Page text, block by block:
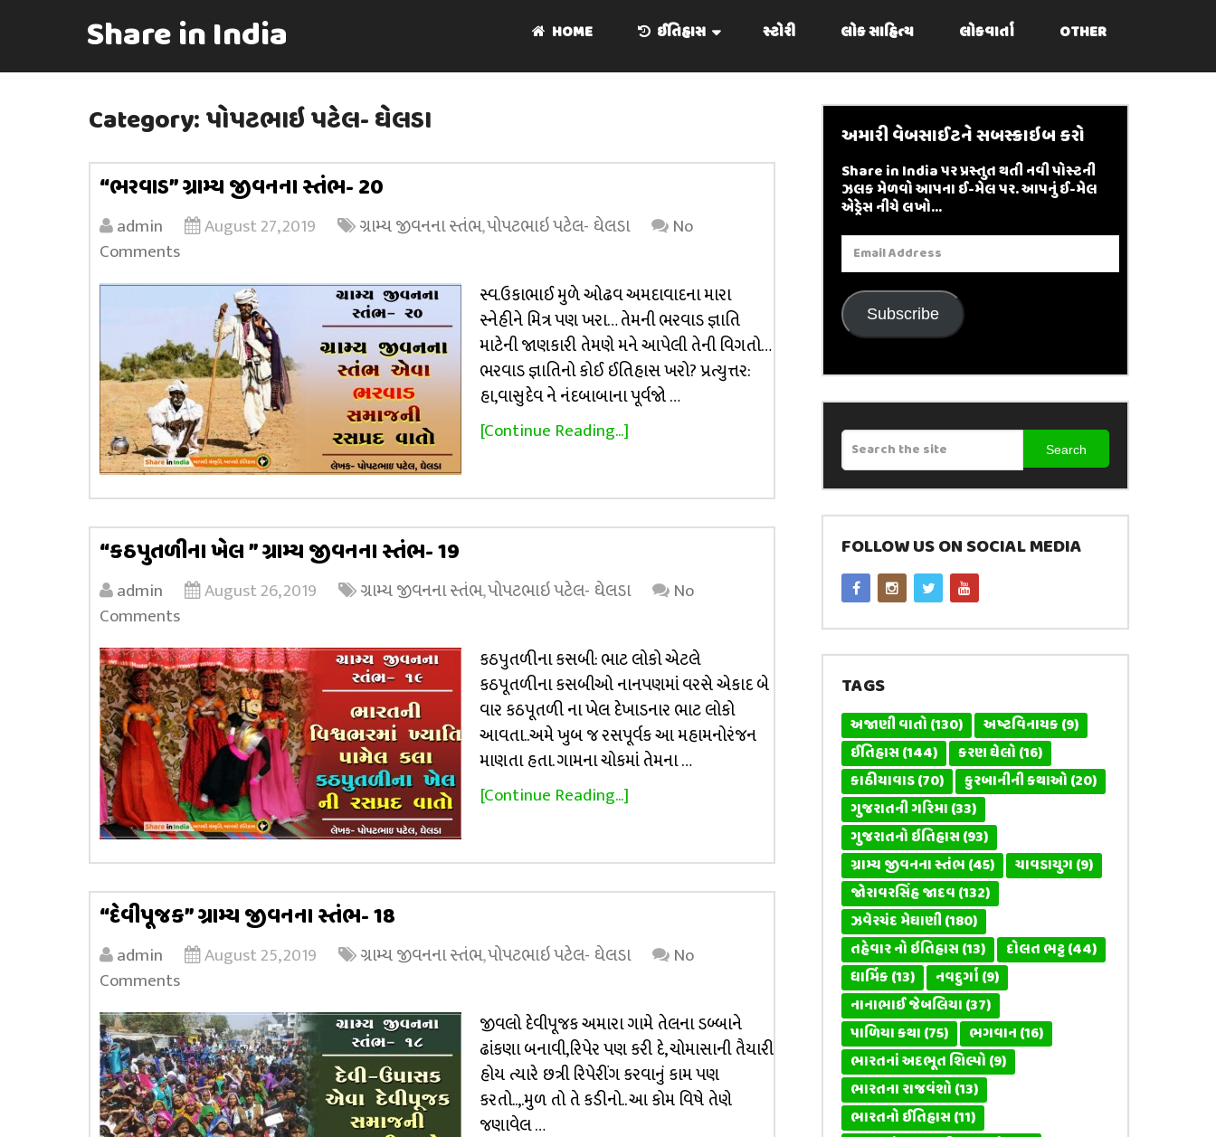
Share in India HOME ઈતિહાસ સ્ટોરી લોક સાહિત્ય લોકવાર્તા OTHER
Category:પોપટભાઇ પટેલ- ઘેલડા
“ભરવાડ” ગ્રામ્ય જીવનના સ્તંભ- 20
admin August 27, 2019 ગ્રામ્ય જીવનના સ્તંભ,પોપટભાઇ પટેલ- ઘેલડા
No
Comments
સ્વ.ઉકાભાઈ મુળે ઓઢવ અમદાવાદના મારા
સ્નેહીને મિત્ર પણ ખરા… તેમની ભરવાડ જ્ઞાતિ
માટેની જાણકારી તેમણે મને આપેલી તેની વિગતો…
ભરવાડ જ્ઞાતિનો કોઈ ઈતિહાસ ખરો? પ્રત્યુત્તર:
હા,વાસુદેવ ને નંદબાબાના પૂર્વજો …
[Continue Reading...]
“કઠપુતળીના ખેલ ” ગ્રામ્ય જીવનના સ્તંભ- 19
admin August 26, 2019 ગ્રામ્ય જીવનના સ્તંભ,પોપટભાઇ પટેલ- ઘેલડા
No
Comments
કઠપુતળીના કસબી: ભાટ લોકો એટલે
કઠપૂતળીના કસબીઓ નાનપણમાં વરસે એકાદ બે
વાર કઠપૂતળી ના ખેલ દેખાડનાર ભાટ લોકો
આવતા..અમે ખુબ જ રસપૂર્વક આ મહામનોરંજન
માણતા હતા. ગામના ચોકમાં તેમના …
[Continue Reading...]
“દેવીપૂજક” ગ્રામ્ય જીવનના સ્તંભ- 18
admin August 25, 2019 ગ્રામ્ય જીવનના સ્તંભ,પોપટભાઇ પટેલ- ઘેલડા
No
Comments
જીવલો દેવીપૂજક અમારા ગામે તેલના ડબ્બાને
ઢાંકણા બનાવી,રિપેર પણ કરી દે, ચોમાસાની તૈયારી
હોય ત્યારે છત્રી રિપેરીંગ કરવાનું કામ પણ
કરતો..,.મુળ તો તે કડીનો.. આ કોમ વિષે તેણે
જણાવેલ …
અમારી વેબસાઈટને સબસ્ક્રાઇબ કરો
Share in India પર પ્રસ્તુત થતી નવી પોસ્ટની
ઝલક મેળવો આપના ઈ-મેલ પર. આપનું ઈ-મેલ
એડ્રેસ નીચે લખો...
Email
Address
Subscribe
Search
FOLLOW US ON SOCIAL MEDIA
TAGS
અજાણી વાતો(130) અષ્ટવિનાયક(9)
ઈતિહાસ(144) કરણ ઘેલો(16)
કાઠીયાવાડ(70) કુરબાનીની કથાઓ(20)
ગુજરાતની ગરિમા(33)
ગુજરાતનો ઇતિહાસ(93)
ગ્રામ્ય જીવનના સ્તંભ(45) ચાવડાયુગ(9)
જોરાવરસિંહ જાદવ(132)
ઝવેરચંદ મેઘાણી(180)
તહેવાર નો ઇતિહાસ(13) દોલત ભટ્ટ(44)
ધાર્મિક(13) નવદુર્ગા(9)
નાનાભાઈ જેબલિયા(37)
પાળિયા કથા(75) ભગવાન(16)
ભારતનાં અદભૂત શિલ્પો(9)
ભારતના રાજવંશો(13)
ભારતનો ઈતિહાસ(11)